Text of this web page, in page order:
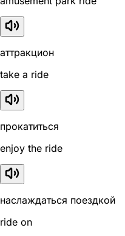
аттракцион
take a ride
прокатиться
enjoy the ride
наслаждаться поездкой
ride on